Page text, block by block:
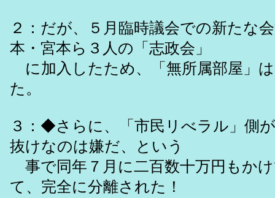
２：だが、５月臨時議会での新たな
本・宮本ら３人の「志政会」
に加入したため、「無所属部屋」
た。
３：◆さらに、「市民リべラル」側
抜けなのは嫌だ、という
事で同年７月に二百数十万円もか
て、完全に分離された！